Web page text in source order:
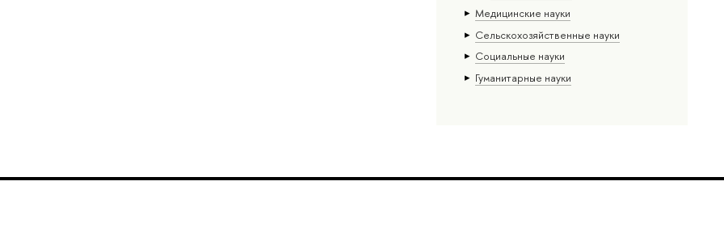
Медицинские науки
Сельскохозяйственные науки
Социальные науки
Гуманитарные науки